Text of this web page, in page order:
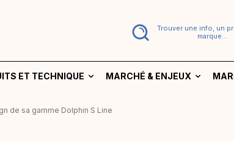
Trouver une info, un
marque...
ET TECHNIQUE MARCHÉ & ENJEUX
de sa gamme Dolphin S Line